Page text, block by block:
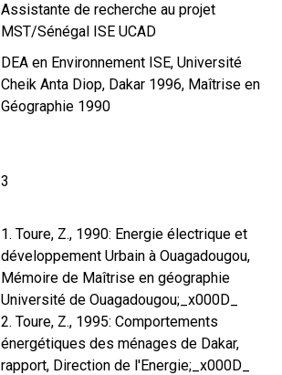
Assistante de recherche au projet
MST/Sénégal ISE UCAD
DEA en Environnement ISE, Université
Cheik Anta Diop, Dakar 1996, Maîtrise en
Géographie 1990
3
1. Toure, Z., 1990: Energie électrique et
développement Urbain à Ouagadougou,
Mémoire de Maîtrise en géographie
Université de Ouagadougou;_x000D_
2. Toure, Z., 1995: Comportements
énergétiques des ménages de Dakar,
rapport, Direction de l'Energie;_x000D_